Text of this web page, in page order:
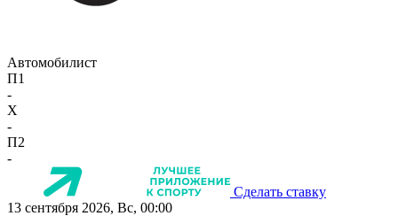
Автомобилист
П1
-
X
-
П2
-
Сделать ставку
13 сентября 2026, Вс, 00:00